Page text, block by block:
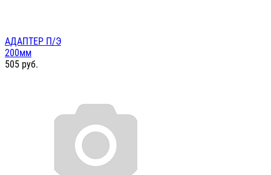
АДАПТЕР П/Э
200мм
505 руб.